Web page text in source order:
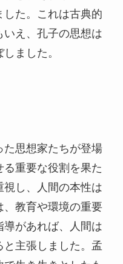
た。これは古典的
え、孔子の思想は
ました。
思想家たちが登場
る重要な役割を果た
視し、人間の本性は
教育や環境の重要
があれば、人間は
と主張しました。孟